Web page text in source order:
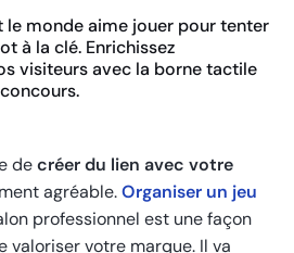
le monde aime jouer pour tenter
à la clé. Enrichissez
visiteurs avec la borne tactile
decréer du lien avec votre
agréable.Organiser un jeu
professionnel est une façon
valoriser votre marque. Il va